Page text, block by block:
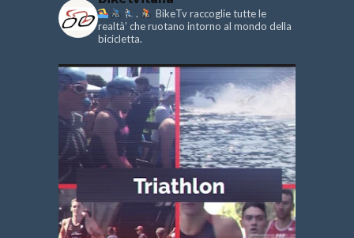
.
BikeTv raccoglie tutte le
realtà’ che ruotano intorno al mondo della
bicicletta.